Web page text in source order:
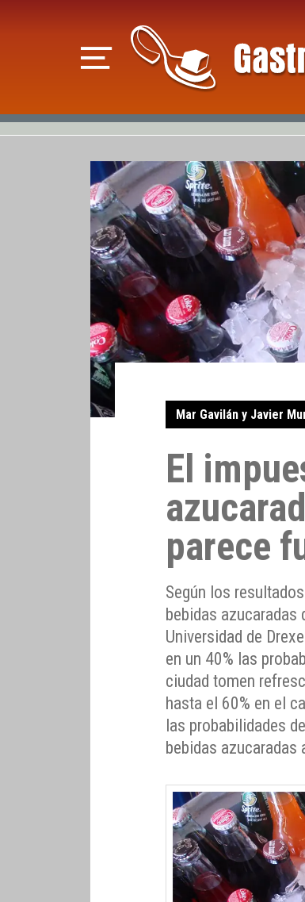
Mar Gavilán y Javier
El
parece
Según los
bebidas
Universidad de
en un 40% las
ciudad tomen
hasta el 60% en el
las probabilidades
bebidas azucaradas